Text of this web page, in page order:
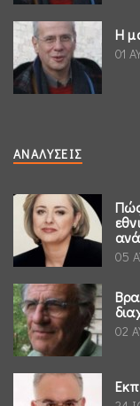
Η
01
ΑΝΑΛΎΣΕΙΣ
05
02